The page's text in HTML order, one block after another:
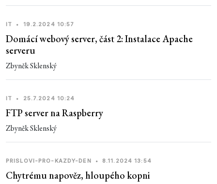
IT • 19.2.2024 10:57
Domácí webový server, část 2: Instalace Apache
serveru
Zbyněk Sklenský
IT • 25.7.2024 10:24
FTP server na Raspberry
Zbyněk Sklenský
PRISLOVI-PRO-KAZDY-DEN • 8.11.2024 13:54
Chytrému napověz, hloupého kopni